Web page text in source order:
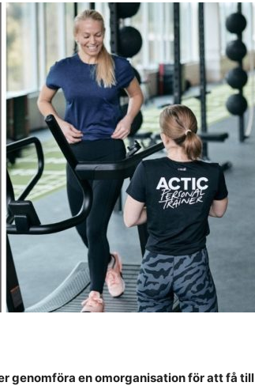
genomföra en omorganisation för att få till